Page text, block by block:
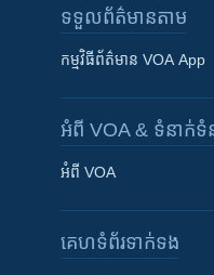
ទទួល​ព័ត៌មាន​តាម
កម្មវិធី​ព័ត៌មាន VOA App
អំពី​ VOA & ទំនាក់ទំ
អំពី​ VOA
គេហទំព័រ​​ទាក់ទង